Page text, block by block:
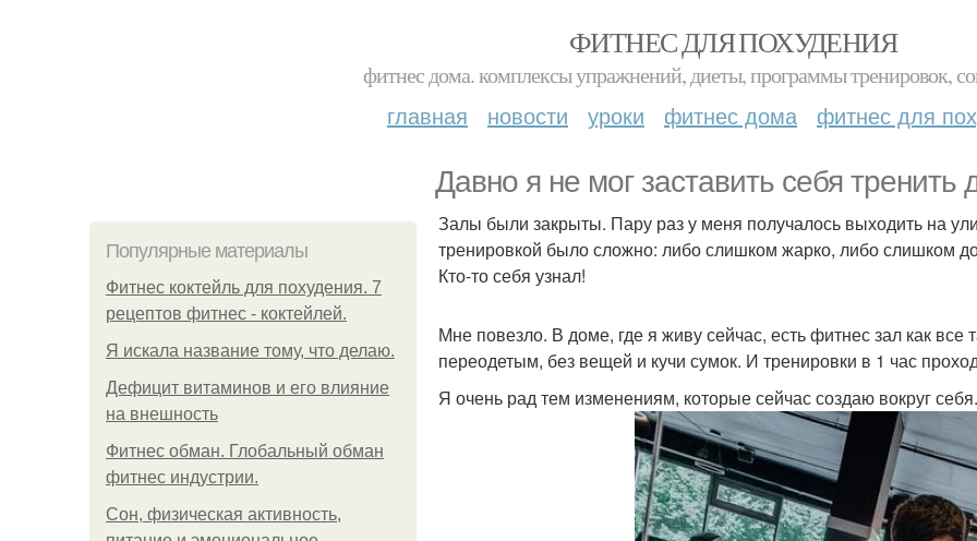
ФИТНЕС ДЛЯ ПОХУДЕНИЯ
фитнес дома. комплексы упражнений, диеты, программы тренировок,
главная новости уроки фитнес дома фитнес для
Давно я не мог заставить себя тренить
Популярные материалы
Фитнес коктейль для похудения. 7
рецептов фитнес - коктейлей.
Я искала название тому, что делаю.
Дефицит витаминов и его влияние
на внешность
Фитнес обман. Глобальный обман
фитнес индустрии.
Сон, физическая активность,
Залы были закрыты. Пару раз у меня получалось выходить на
тренировкой было сложно: либо слишком жарко, либо слишком
Кто-то себя узнал!
Мне повезло. В доме, где я живу сейчас, есть фитнес зал как
переодетым, без вещей и кучи сумок. И тренировки в 1 час
Я очень рад тем изменениям, которые сейчас создаю вокруг себя.